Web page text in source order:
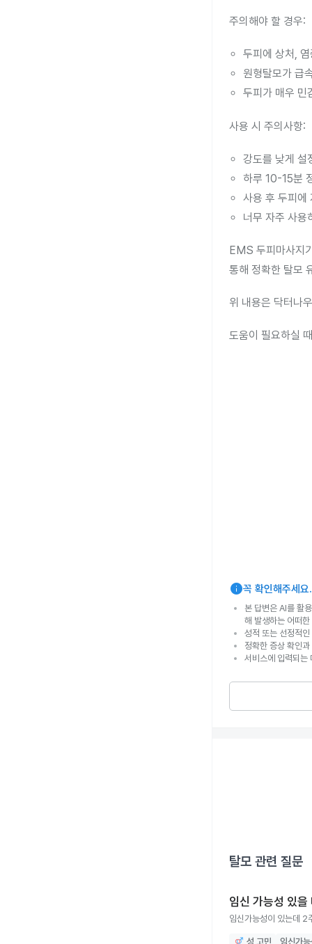
주의해야 할 경우:
두피에 상처,
원형탈모가 급
두피가 매우 민
사용 시 주의사항:
강도를 낮게 설
하루 10-15분
사용 후 두피에
너무 자주 사
EMS 두피마사지
통해 정확한 탈모
위 내용은 닥터나
도움이 필요하실
info꼭 확인해주세요.
본 답변은 AI를 활
해 발생하는 어떠
성적 또는 선정적
정확한 증상 확인
서비스에 입력되
탈모 관련 질문
임신 가능성 있
임신가능성이 있는데
성 고민 임신가